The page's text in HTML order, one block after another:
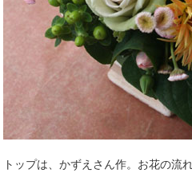
トップは、かずえさん作。お花の流